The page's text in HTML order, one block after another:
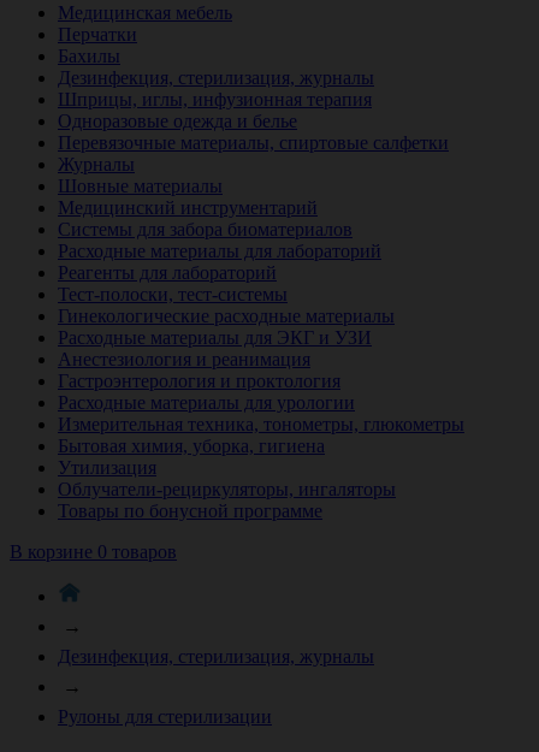
Медицинская мебель
Перчатки
Бахилы
Дезинфекция, стерилизация, журналы
Шприцы, иглы, инфузионная терапия
Одноразовые одежда и белье
Перевязочные материалы, спиртовые салфетки
Журналы
Шовные материалы
Медицинский инструментарий
Системы для забора биоматериалов
Расходные материалы для лабораторий
Реагенты для лабораторий
Тест-полоски, тест-системы
Гинекологические расходные материалы
Расходные материалы для ЭКГ и УЗИ
Анестезиология и реанимация
Гастроэнтерология и проктология
Расходные материалы для урологии
Измерительная техника, тонометры, глюкометры
Бытовая химия, уборка, гигиена
Утилизация
Облучатели-рециркуляторы, ингаляторы
Товары по бонусной программе
В корзине 0 товаров
→
Дезинфекция, стерилизация, журналы
→
Рулоны для стерилизации